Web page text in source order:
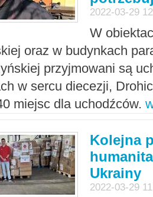
2022-03-29
W
oraz w budynkach
przyjmowani są
w sercu diecezji,
miejsc dla uchodźców.
Kolejna
Ukrainy
2022-03-29